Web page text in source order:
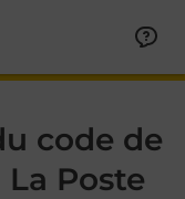
code de
Poste